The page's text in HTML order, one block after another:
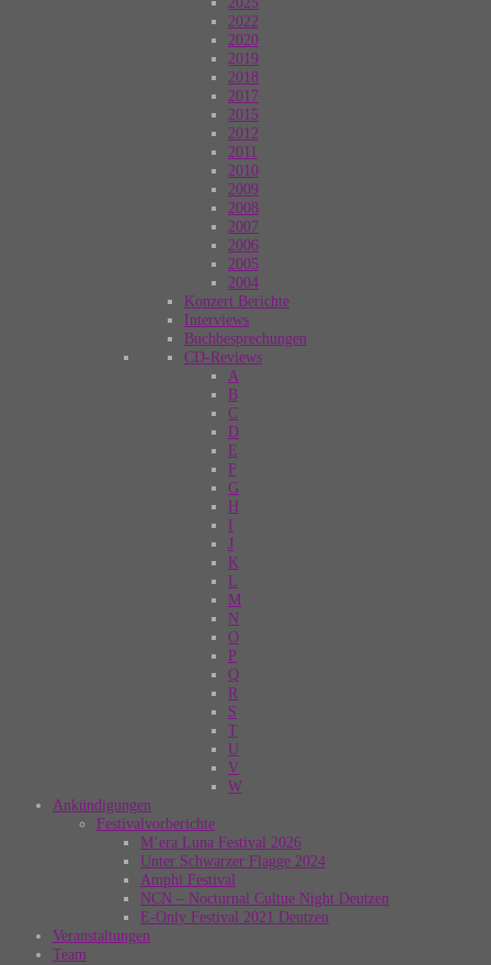
2022
2020
2019
2018
2017
2015
2012
2011
2010
2009
2008
2007
2006
2005
2004
Konzert Berichte
Interviews
Buchbesprechungen
CD-Reviews
A
B
C
D
E
F
G
H
I
J
K
L
M
N
O
P
Q
R
S
T
U
V
W
Ankündigungen
Festivalvorberichte
M’era Luna Festival 2026
Unter Schwarzer Flagge 2024
Amphi Festival
NCN – Nocturnal Cultue Night Deutzen
E-Only Festival 2021 Deutzen
Veranstaltungen
Team